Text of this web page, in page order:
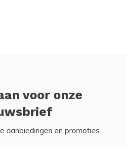
voor onze
aanbiedingen en promoties